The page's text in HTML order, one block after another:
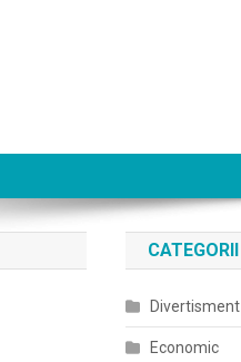
CATEGORII
Divertisment
Economic